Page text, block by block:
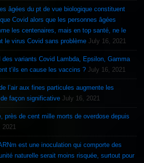
âgées du pt de vue biologique constituent
Covid alors que les personnes âgées
les centenaires, mais en top santé, ne le
le virus Covid sans problème July 16, 2021
des variants Covid Lambda, Epsilon, Gamma
t’ils en cause les vaccins ? July 16, 2021
l’air aux fines particules augmente les
façon significative July 16, 2021
près de cent mille morts de overdose depuis
est une inoculation qui comporte des
naturelle serait moins risquée, surtout pour